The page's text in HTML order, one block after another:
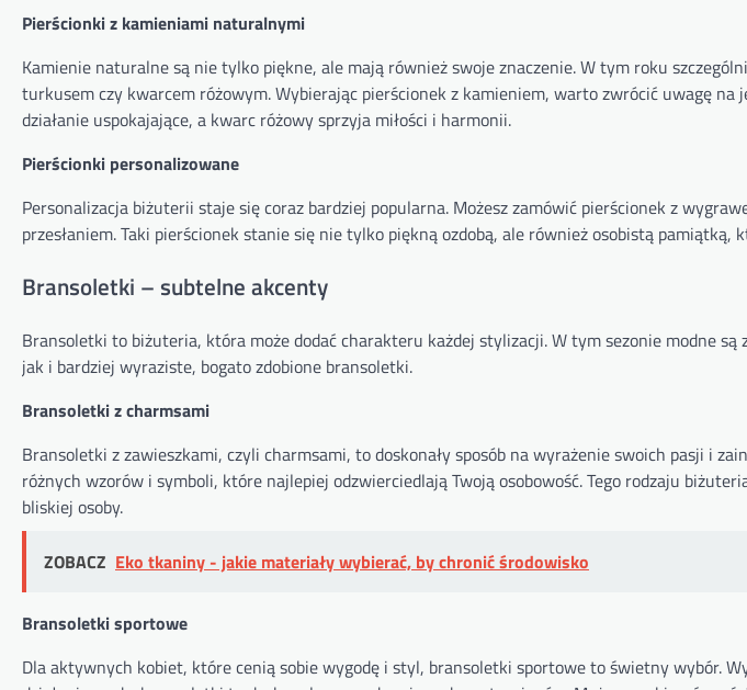
Pierścionki z kamieniami naturalnymi
Kamienie naturalne są nie tylko piękne, ale mają również swoje znaczenie. W tym roku
turkusem czy kwarcem różowym. Wybierając pierścionek z kamieniem, warto zwrócić uwagę na
działanie uspokajające, a kwarc różowy sprzyja miłości i harmonii.
Pierścionki personalizowane
Personalizacja biżuterii staje się coraz bardziej popularna. Możesz zamówić pierścionek z
przesłaniem. Taki pierścionek stanie się nie tylko piękną ozdobą, ale również osobistą pamiątką,
Bransoletki – subtelne akcenty
Bransoletki to biżuteria, która może dodać charakteru każdej stylizacji. W tym sezonie modne
jak i bardziej wyraziste, bogato zdobione bransoletki.
Bransoletki z charmsami
Bransoletki z zawieszkami, czyli charmsami, to doskonały sposób na wyrażenie swoich pasji i
różnych wzorów i symboli, które najlepiej odzwierciedlają Twoją osobowość. Tego rodzaju
bliskiej osoby.
ZOBACZ Eko tkaniny - jakie materiały wybierać, by chronić środowisko
Bransoletki sportowe
Dla aktywnych kobiet, które cenią sobie wygodę i styl, bransoletki sportowe to świetny wybór.